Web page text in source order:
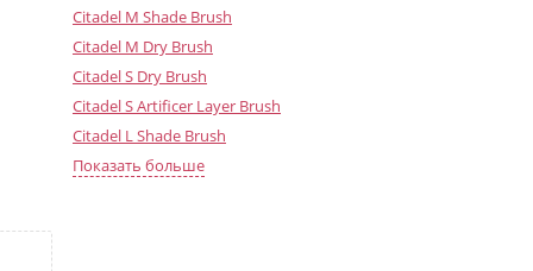
Citadel M Shade Brush
Citadel M Dry Brush
Citadel S Dry Brush
Citadel S Artificer Layer Brush
Citadel L Shade Brush
Citadel M Scenery Brush
Показать больше